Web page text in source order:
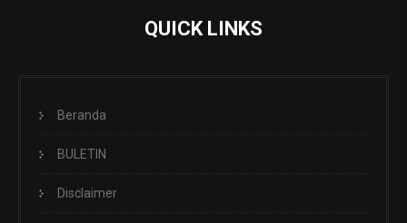
QUICK LINKS
Beranda
BULETIN
Disclaimer